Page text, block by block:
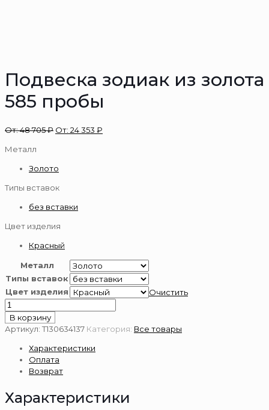
Подвеска зодиак из золота
585 пробы
От:48 705₽ От: 24 353 ₽
Металл
Золото
Типы вставок
без вставки
Цвет изделия
Красный
Металл
Типы вставок
Цвет изделия
Очистить
Количество
товара
Подвеска
золота
В корзину
Артикул: Т130634137 Категория: Все товары
Характеристики
Оплата
Возврат
Характеристики